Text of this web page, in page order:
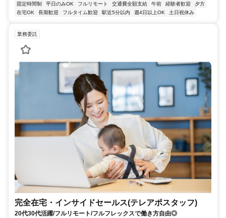
固定時間制 平日のみOK フルリモート 交通費全額支給 午前 経験者歓迎
夕方
在宅OK
長期歓迎 フルタイム歓迎 駅近5分以内 週4日以上OK 土日祝休み
業務委託
完全在宅・インサイドセールス(テレアポスタッフ)
20代30代活躍/フルリモート/フルフレックスで働き方自由◎